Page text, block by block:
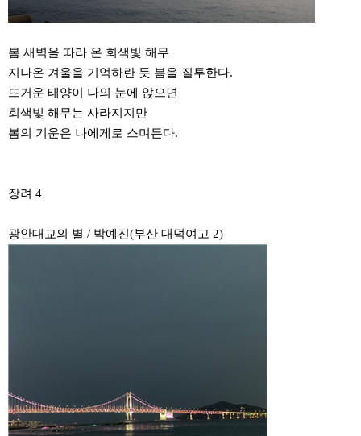
봄 새벽을 따라 온 회색빛 해무
지나온 겨울을 기억하란 듯 봄을 질투한다.
뜨거운 태양이 나의 눈에 앉으면
회색빛 해무는 사라지지만
봄의 기운은 나에게로 스며든다.
장려 4
광안대교의 별 / 박예진(부산 대덕여고 2)